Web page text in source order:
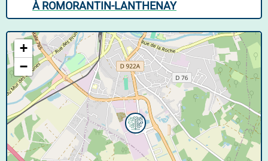
À ROMORANTIN-LANTHENAY
+
−